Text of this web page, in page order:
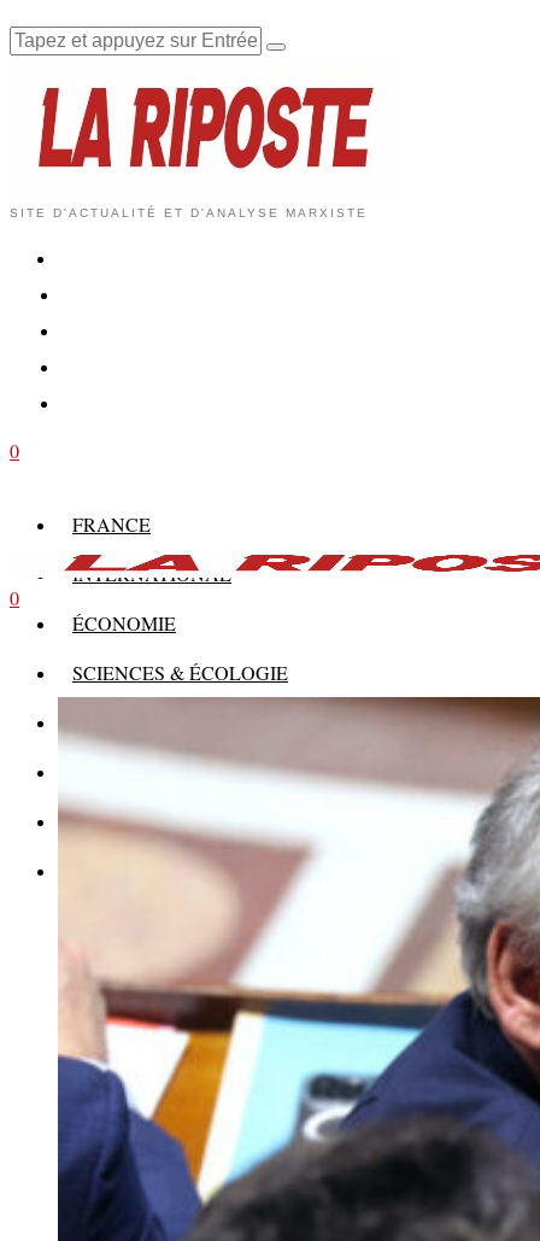
SITE D'ACTUALITÉ ET D'ANALYSE MARXISTE
0
FRANCE
INTERNATIONAL
ÉCONOMIE
SCIENCES & ÉCOLOGIE
CULTURE
MULTIMÉDIAS
0